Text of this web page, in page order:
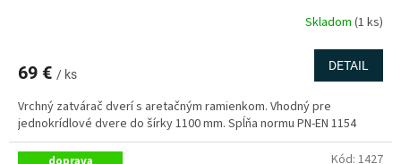
Skladom (1 ks)
69 € / ks
DETAIL
Vrchný zatvárač dverí s aretačným ramienkom. Vhodný pre
jednokrídlové dvere do šírky 1100 mm. Spĺňa normu PN-EN 1154
Kód: 1427